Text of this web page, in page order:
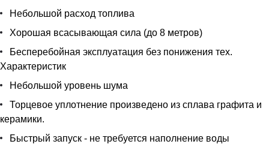
Небольшой расход топлива
Хорошая всасывающая сила (до 8 метров)
Бесперебойная эксплуатация без понижения тех.
Характеристик
Небольшой уровень шума
Торцевое уплотнение произведено из сплава графита и
керамики.
Быстрый запуск - не требуется наполнение воды